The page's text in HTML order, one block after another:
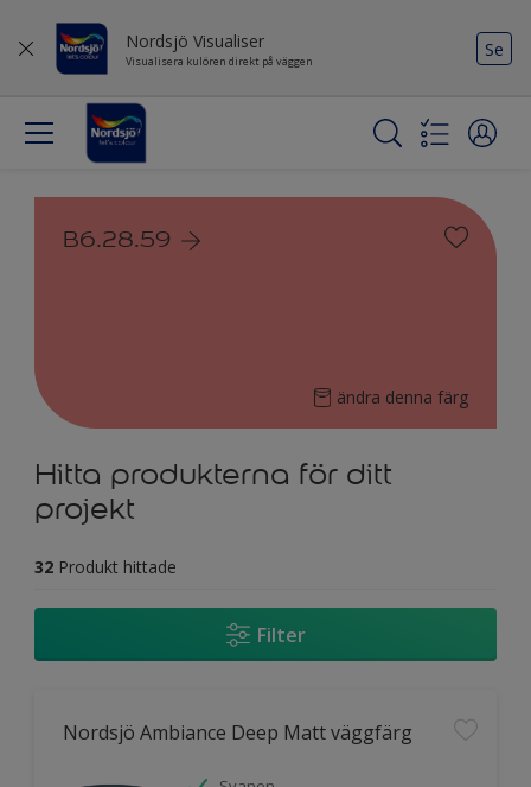
Nordsjö Visualiser
Visualisera kulören direkt på väggen
Se
B6.28.59
ändra denna färg
Hitta produkterna för ditt
projekt
32 Produkt hittade
Filter
Nordsjö Ambiance Deep Matt väggfärg